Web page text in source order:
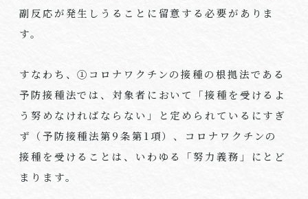
副反応が発生しうることに留意する必要がありま
す。
すなわち、①コロナワクチンの接種の根拠法である
予防接種法では、対象者において「接種を受けるよ
う努めなければならない」と定められているにすぎ
ず（予防接種法第9条第1 項）、コロナワクチンの
接種を受けることは、いわゆる「努力義務」にとど
まります。